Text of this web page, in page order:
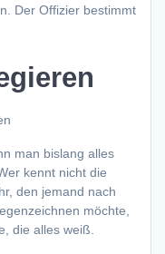
Der Offizier bestimmt
man bislang alles
kennt nicht die
den jemand nach
möchte,
die alles weiß.